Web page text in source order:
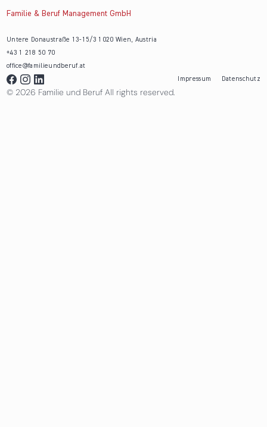
Familie & Beruf Management GmbH
Untere Donaustraße 13-15/3 1020 Wien, Austria
+43 1 218 50 70
office@familieundberuf.at
Impressum
Datenschutz
© 2026 Familie und Beruf All rights reserved.